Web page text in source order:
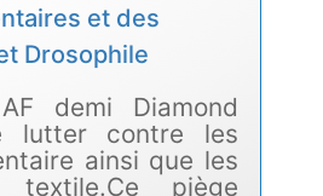
et des
Drosophile
demi Diamond
lutter contre les
ainsi que les
piège